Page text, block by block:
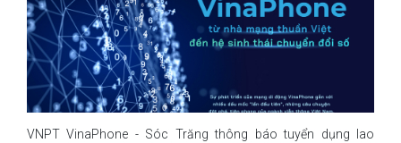
VNPT VinaPhone - Sóc Trăng thông báo tuyển dụng lao